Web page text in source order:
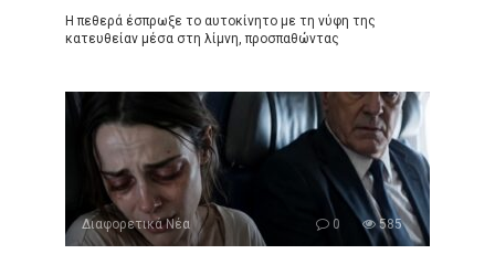
Η πεθερά έσπρωξε το αυτοκίνητο με τη νύφη της
κατευθείαν μέσα στη λίμνη, προσπαθώντας
Διαφορετικά Νέα 0 585